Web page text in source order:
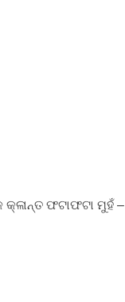
କ୍ଳାନ୍ତ ଫଟାଫଟା ମୁହଁ –